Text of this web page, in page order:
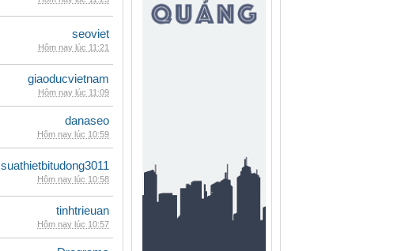
seoviet
Hôm nay lúc 11:21
giaoducvietnam
Hôm nay lúc 11:09
danaseo
Hôm nay lúc 10:59
suathietbitudong3011
Hôm nay lúc 10:58
tinhtrieuan
Hôm nay lúc 10:57